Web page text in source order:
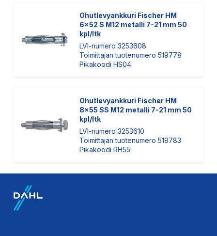
Ohutlevyankkuri Fischer HM
6x52 S M12 metalli 7-21 mm 50
kpl/ltk
LVI-numero 3253608
Toimittajan tuotenumero 519778
Pikakoodi HS04
Ohutlevyankkuri Fischer HM
8x55 SS M12 metalli 7-21 mm 50
kpl/ltk
LVI-numero 3253610
Toimittajan tuotenumero 519783
Pikakoodi RH55